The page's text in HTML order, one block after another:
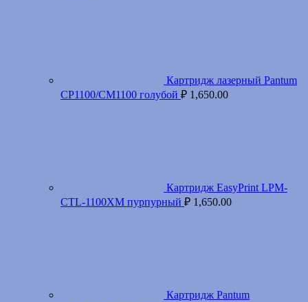
Картридж лазерный Pantum
CP1100/CM1100 голубой ₽ 1,650.00
Картридж EasyPrint LPM-
CTL-1100XM пурпурный ₽ 1,650.00
Картридж Pantum